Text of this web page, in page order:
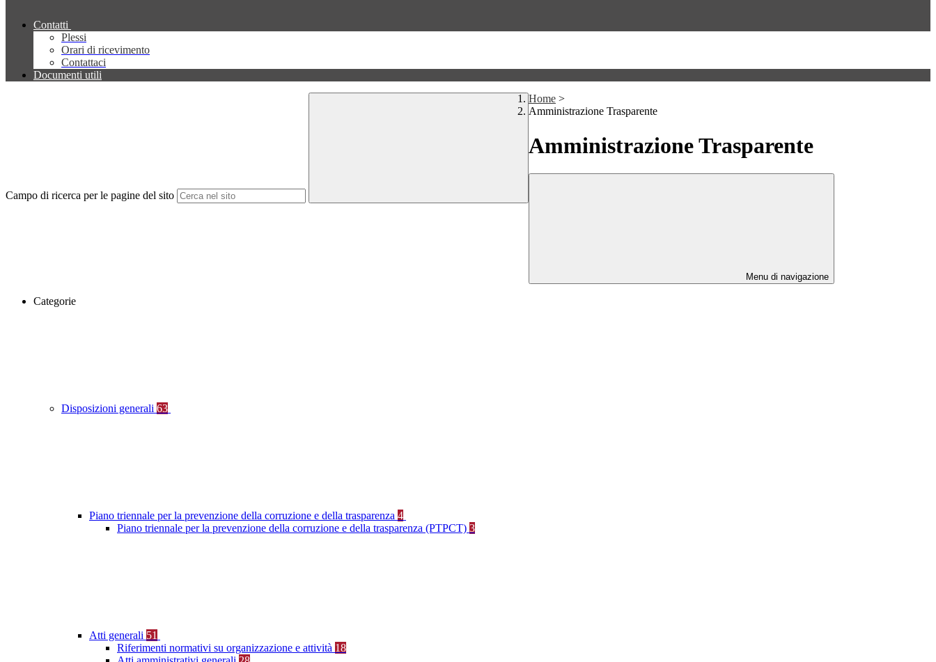
Contatti
Plessi
Orari di ricevimento
Contattaci
Documenti utili
Campo di ricerca per le pagine del sito
Home >
Amministrazione Trasparente
Amministrazione Trasparente
Menu di navigazione
Categorie
Disposizioni generali 63
Piano triennale per la prevenzione della corruzione e della trasparenza 4
Piano triennale per la prevenzione della corruzione e della trasparenza (PTPCT) 3
Atti generali 51
Riferimenti normativi su organizzazione e attività 18